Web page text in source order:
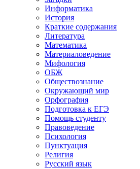
Информатика
История
Краткие содержания
Литература
Математика
Материаловедение
Мифология
ОБЖ
Обществознание
Окружающий мир
Орфография
Подготовка к ЕГЭ
Помощь студенту
Правоведение
Психология
Пунктуация
Религия
Русский язык